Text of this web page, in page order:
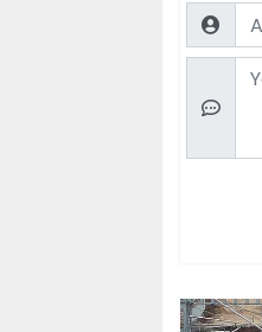
Name
Comment